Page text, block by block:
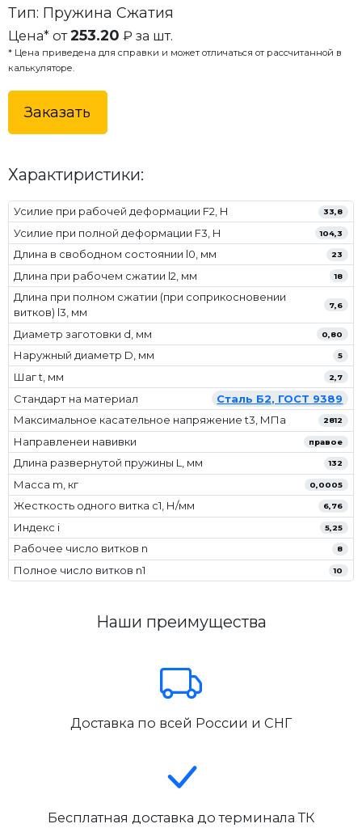
Тип: Пружина Сжатия
Цена* от253.20 ₽ за шт.
* Цена приведена для справки и может отличаться от рассчитанной в
калькуляторе.
Заказать
Характиристики:
Усилие при рабочей деформации F2, Н 33,8
Усилие при полной деформации F3, Н 104,3
Длина в свободном состоянии l0, мм 23
Длина при рабочем сжатии l2, мм 18
Длина при полном сжатии (при соприкосновении
витков) l3, мм
7,6
Диаметр заготовки d, мм 0,80
Наружный диаметр D, мм 5
Шаг t, мм 2,7
Стандарт на материал
Сталь Б2, ГОСТ 9389
Максимальное касательное напряжение t3, МПа
2812
Направленеи навивки правое
Длина развернутой пружины L, мм 132
Масса m, кг 0,0005
Жесткость одного витка c1, Н/мм 6,76
Индекс i 5,25
Рабочее число витков n 8
Полное число витков n1 10
Наши преимущества
Доставка по всей России и СНГ
Бесплатная доставка до терминала ТК